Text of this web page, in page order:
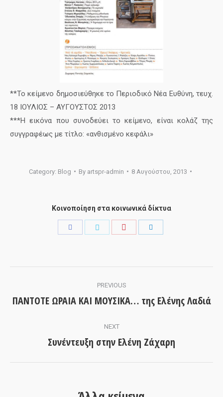
**Το κείμενο δημοσιεύθηκε το Περιοδικό Νέα Ευθύνη, τευχ.
18 ΙΟΥΛΙΟΣ – ΑΥΓΟΥΣΤΟΣ 2013
***Η εικόνα που συνοδεύει το κείμενο, είναι κολάζ της
συγγραφέως με τίτλο: «ανθισμένο κεφάλι»
Category: Blog By artspr-admin 8 Αυγούστου, 2013
Κοινοποίηση στα κοινωνικά δίκτυα
navigation
PREVIOUS
Previous
ΠΑΝΤΟΤΕ ΩΡΑΙΑ ΚΑΙ ΜΟΥΣΙΚΑ… της Ελένης Λαδιά
NEXT
Next
Συνέντευξη στην Ελένη Ζάχαρη